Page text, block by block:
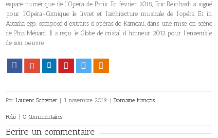
espace numérique de l’Opéra de Paris. En février 2018, Eric Reinhardt a signé
pour l’Opéra-Comique le livret et l’architecture musicale de l’opéra Et in
Arcadia ego, composé d’extraits d’opéras de Rameau, dans une mise en scène
de Phia Ménard. Il a reçu le Globe de cristal d’honneur 2012 pour l’ensemble
de son oeuvre.
Facebook Google+
Par Laurent Schteiner 1 novembre 2019 Domaine français,
Folio 0 Commentaires
Ecrire un commentaire